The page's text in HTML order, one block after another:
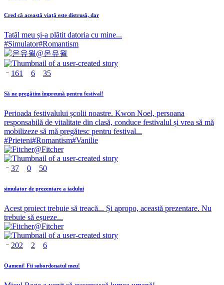
Cred că această viață este distrusă, dar
Tatăl meu și-a plătit datoria cu mine...
#Simulator#Romantism
@온유월
161 6 35
Să ne pregătim împreună pentru festival!
Perioada festivalului școlii noastre. Kwon Noel, persoana
responsabilă de vitalitate din clasă, conduce festivalul și vrea să mă
mobilizeze să mă pregătesc pentru festival...
#Prieteni#Romantism#Vanilie
@Fitcher
37 0 50
simulator de prezentare a iadului
Acest proiect trebuie să treacă... Și apropo, această prezentare. Nu
trebuie să eșueze...
@Fitcher
202 2 6
Oameni! Fii subordonatul meu!